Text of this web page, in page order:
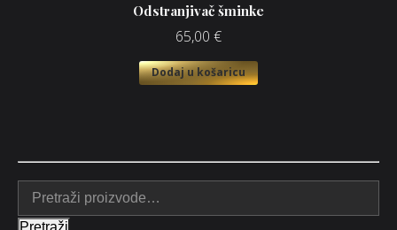
Odstranjivač šminke
65,00 €
Dodaj u košaricu
Pretraži